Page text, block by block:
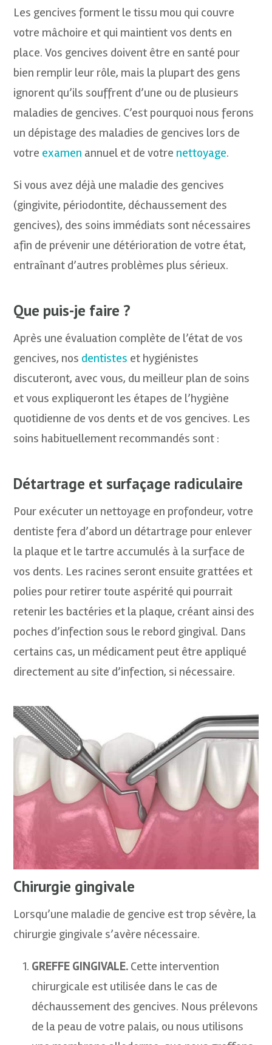
Les gencives forment le tissu mou qui couvre
votre mâchoire et qui maintient vos dents en
place. Vos gencives doivent être en santé pour
bien remplir leur rôle, mais la plupart des gens
ignorent qu’ils souffrent d’une ou de plusieurs
maladies de gencives. C’est pourquoi nous ferons
un dépistage des maladies de gencives lors de
votre examen annuel et de votre nettoyage.
Si vous avez déjà une maladie des gencives
(gingivite, périodontite, déchaussement des
gencives), des soins immédiats sont nécessaires
afin de prévenir une détérioration de votre état,
entraînant d’autres problèmes plus sérieux.
Que puis-je faire ?
Après une évaluation complète de l’état de vos
gencives, nos dentistes et hygiénistes
discuteront, avec vous, du meilleur plan de soins
et vous expliqueront les étapes de l’hygiène
quotidienne de vos dents et de vos gencives. Les
soins habituellement recommandés sont :
Détartrage et surfaçage radiculaire
Pour exécuter un nettoyage en profondeur, votre
dentiste fera d’abord un détartrage pour enlever
la plaque et le tartre accumulés à la surface de
vos dents. Les racines seront ensuite grattées et
polies pour retirer toute aspérité qui pourrait
retenir les bactéries et la plaque, créant ainsi des
poches d’infection sous le rebord gingival. Dans
certains cas, un médicament peut être appliqué
directement au site d’infection, si nécessaire.
Chirurgie gingivale
Lorsqu’une maladie de gencive est trop sévère, la
chirurgie gingivale s’avère nécessaire.
GREFFE GINGIVALE. Cette intervention
chirurgicale est utilisée dans le cas de
déchaussement des gencives. Nous prélevons
de la peau de votre palais, ou nous utilisons